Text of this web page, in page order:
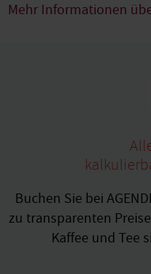
Mehr Informationen
Buchen Sie bei
zu transparenten
Kaffee und Tee